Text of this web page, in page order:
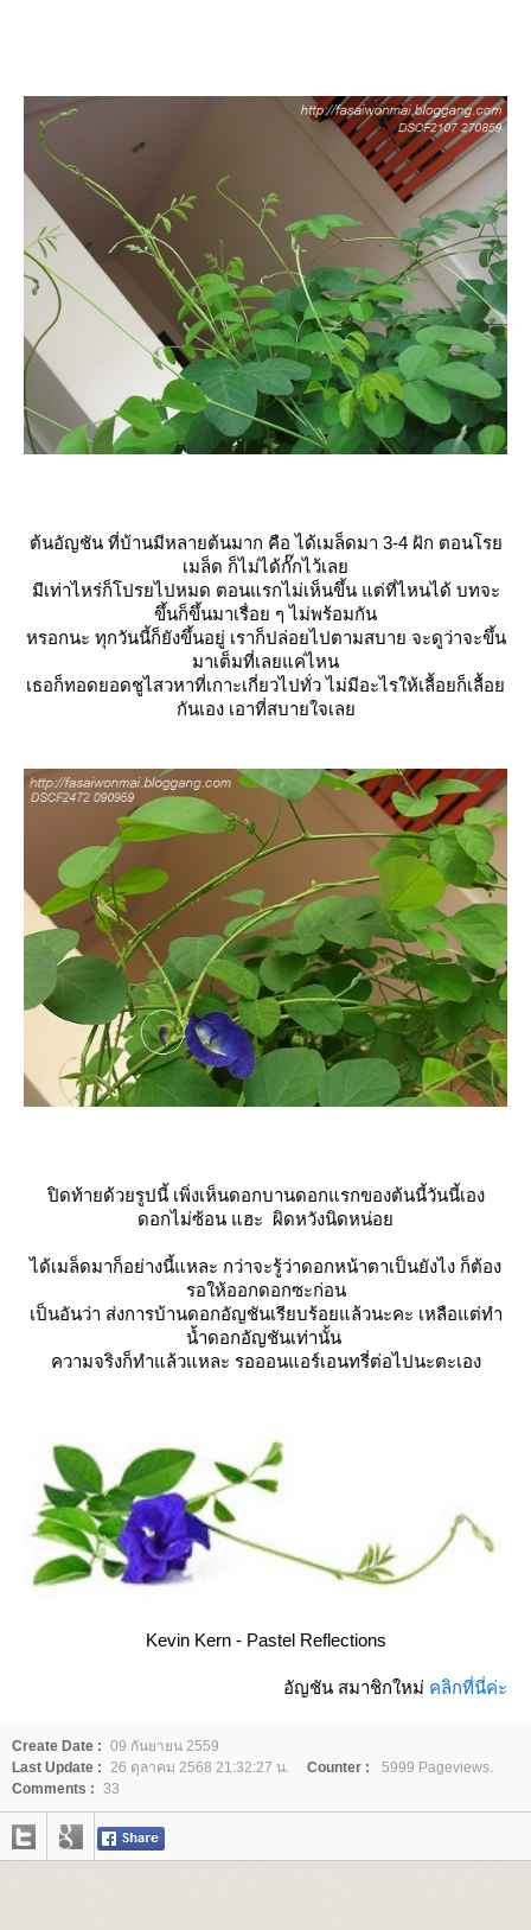
ต้นอัญชัน ที่บ้านมีหลายต้นมาก คือ ได้เมล็ดมา 3-4 ฝัก ตอนโร
เมล็ด ก็ไม่ได้กั๊กไว้เล
มีเท่าไหร่ก็โปรยไปหมด ตอนแรกไม่เห็นขึ้น แต่ที่ไหนได้ บทจะ
ขึ้นก็ขึ้นมาเรื่อย ๆ ไม่พร้อมกัน
หรอกนะ ทุกวันนี้ก็ยังขึ้นอยู่ เราก็ปล่อยไปตามสบาย จะดูว่าจะขึ้น
มาเต็มที่เลยแค่ไหน
เธอก็ทอดยอดชูไสวหาที่เกาะเกี่ยวไปทั่ว ไม่มีอะไรให้เลื้อยก็เลื้อ
กันเอง เอาที่สบายใจเล
ปิดท้ายด้วยรูปนี้ เพิ่งเห็นดอกบานดอกแรกของต้นนี้วันนี้เอง
ดอกไม่ซ้อน แฮะ ผิดหวังนิดหน่อ
ได้เมล็ดมาก็อย่างนี้แหละ กว่าจะรู้ว่าดอกหน้าตาเป็นยังไง ก็ต้อง
รอให้ออกดอกซะก่อน
เป็นอันว่า ส่งการบ้านดอกอัญชันเรียบร้อยแล้วนะคะ เหลือแต่ทำ
น้ำดอกอัญชันเท่านั้น
ความจริงก็ทำแล้วแหละ รอออนแอร์เอนทรี่ต่อไปนะตะเอง
Kevin Kern - Pastel Reflections
อัญชัน สมาชิกใหม่ คลิกที่นี่ค่ะ
Create Date : 09 กันยายน 2559
Last Update : 26 ตุลาคม 2568 21:32:27 น. Counter :
5999 Pageviews.
Comments : 33